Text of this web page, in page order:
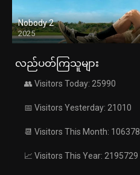
Nobody 2
2025
လည်ပတ်ကြသူများ
👥 Visitors Today: 25990
📅 Visitors Yesterday: 21010
📆 Visitors This Month: 106378
📈 Visitors This Year: 2195729